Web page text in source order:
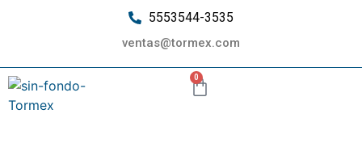
5553544-3535
ventas@tormex.com
0